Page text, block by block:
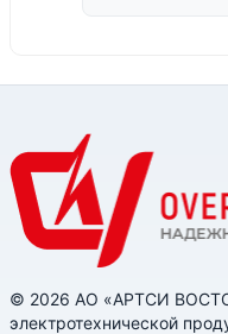
© 2026 АО «АРТСИ
электротехнической